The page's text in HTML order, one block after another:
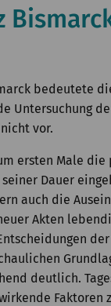
bedeutete
Untersuchung
vor.
ersten Male
seiner Dauer
auch die
Akten
deutlich.
Faktoren